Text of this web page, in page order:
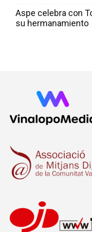
Aspe celebra con
su hermanamiento